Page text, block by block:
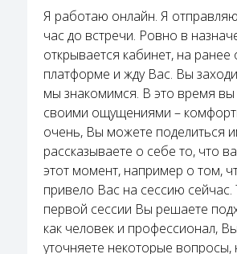
Я работаю онлайн. Я
час до встречи. Ровно в
открывается кабинет, на
платформе и жду Вас. Вы
мы знакомимся. В это время
своими ощущениями –
очень, Вы можете поделиться
рассказываете о себе то, что
этот момент, например о том,
привело Вас на сессию сейчас.
первой сессии Вы решаете
как человек и профессионал,
уточняете некоторые вопросы,